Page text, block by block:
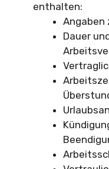
enthalten:
Angaben
Dauer